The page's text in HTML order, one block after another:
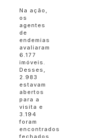
Na ação,
os
agentes
de
endemias
avaliaram
6.177
imóveis.
Desses,
2.983
estavam
abertos
para a
visita e
3.194
foram
encontrados
fechados